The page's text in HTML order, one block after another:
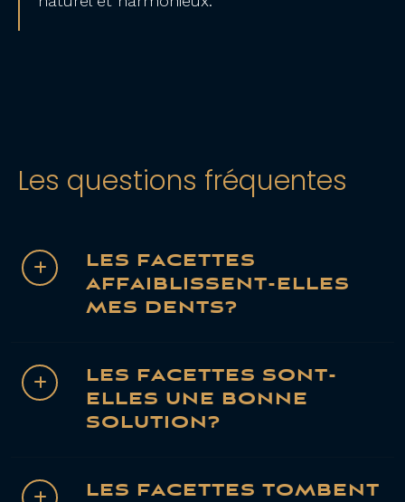
Les questions fréquentes
LES FACETTES
AFFAIBLISSENT-ELLES
MES DENTS?
LES FACETTES SONT-
ELLES UNE BONNE
SOLUTION?
LES FACETTES TOMBENT